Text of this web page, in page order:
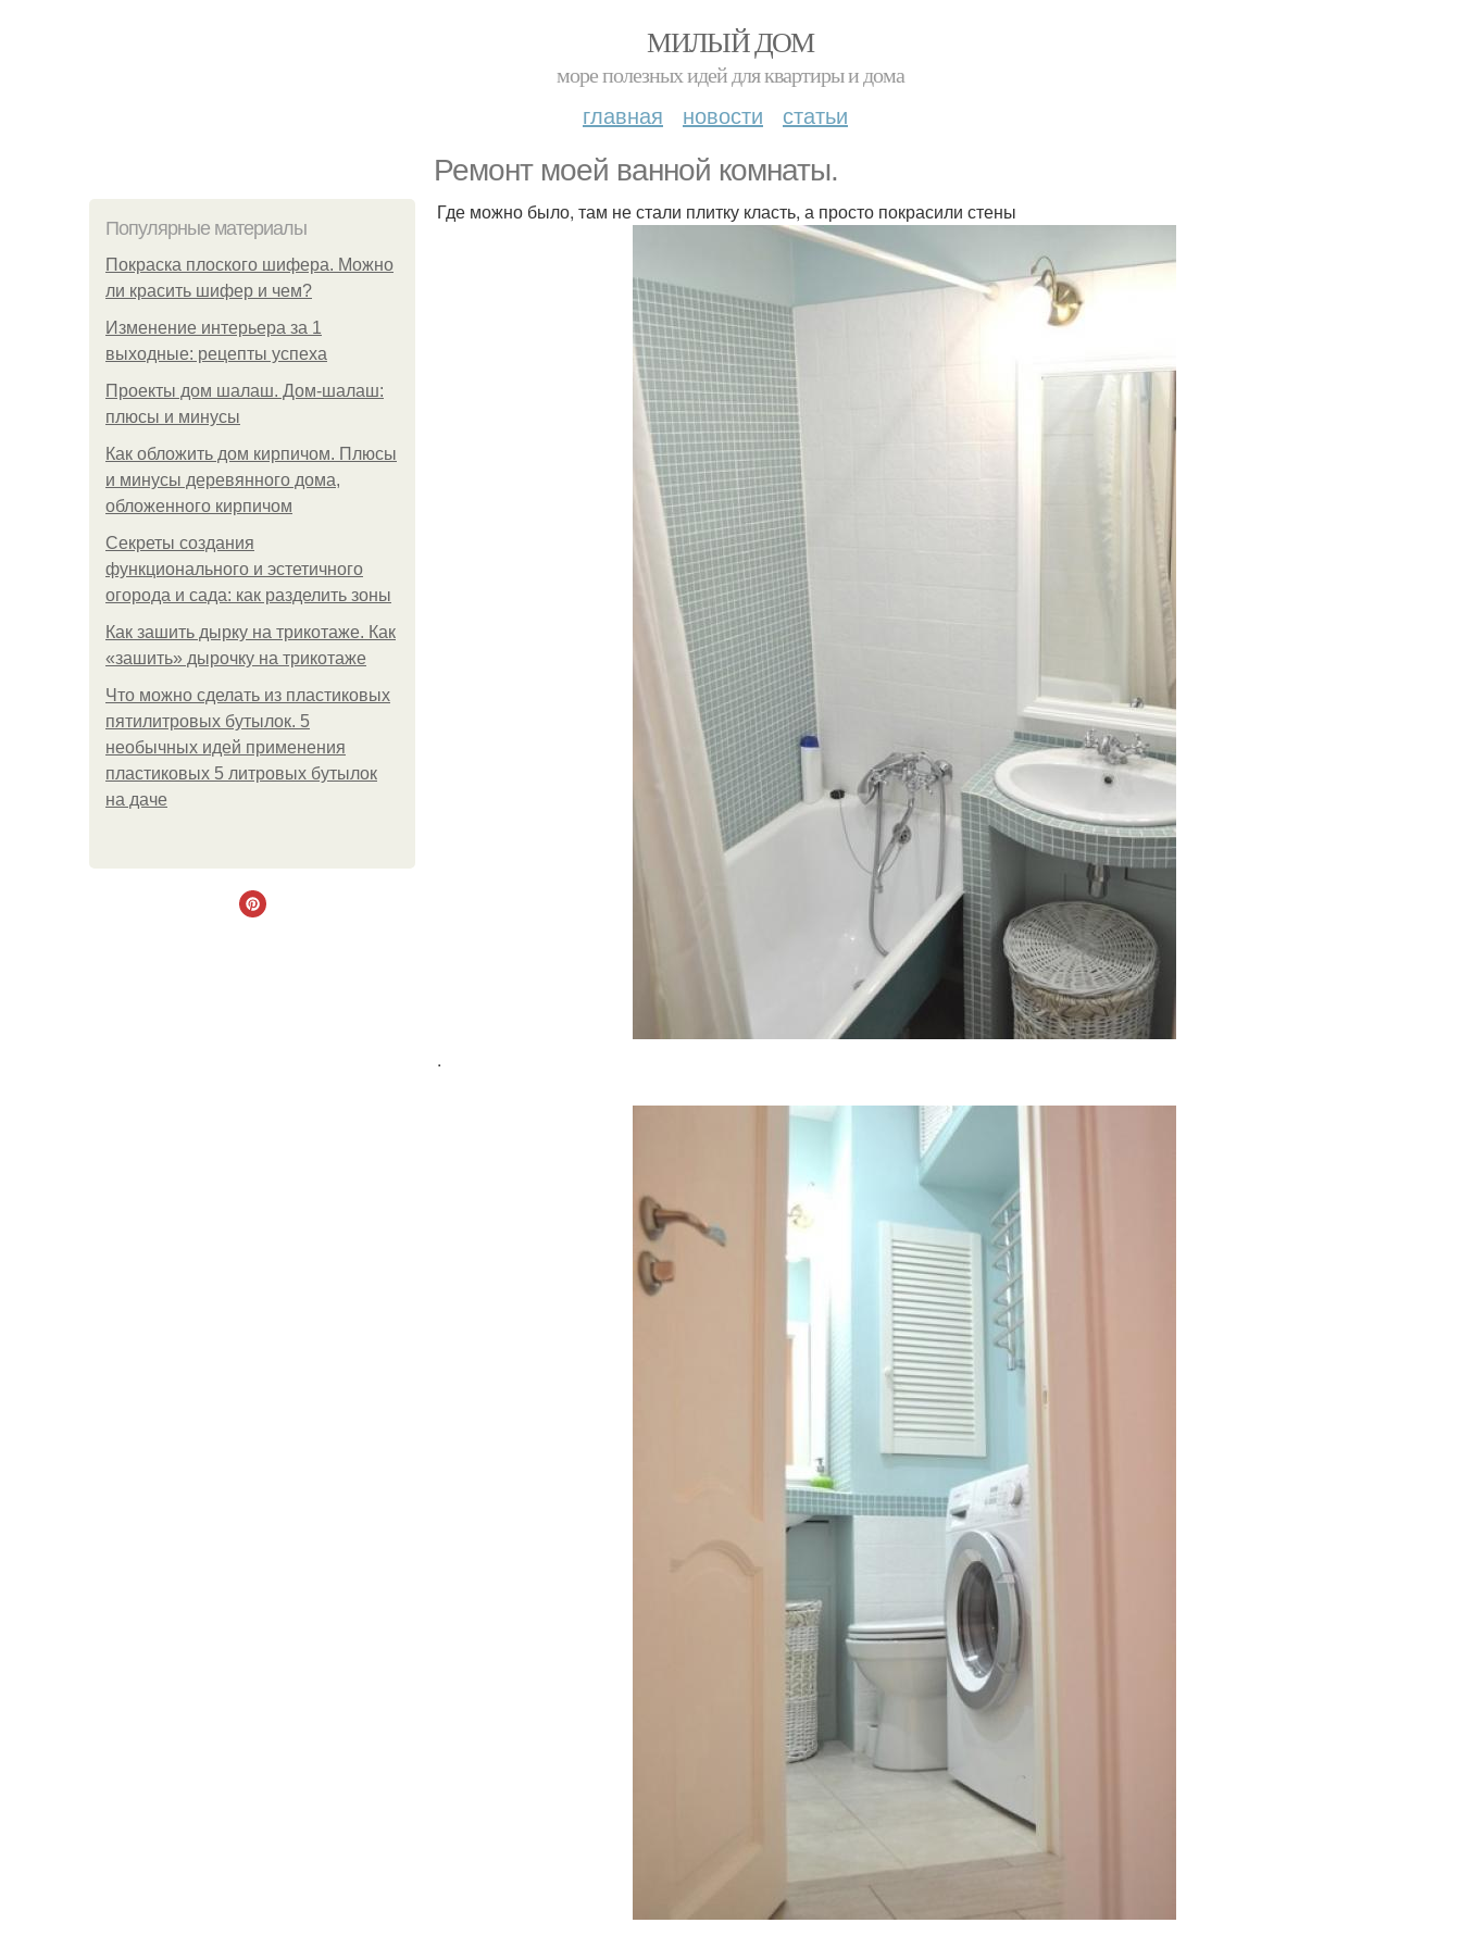
МИЛЫЙ ДОМ
море полезных идей для квартиры и дома
главная новости статьи
Ремонт моей ванной комнаты.
Популярные материалы
Покраска плоского шифера. Можно
ли красить шифер и чем?
Изменение интерьера за 1
выходные: рецепты успеха
Проекты дом шалаш. Дом-шалаш:
плюсы и минусы
Как обложить дом кирпичом. Плюсы
и минусы деревянного дома,
обложенного кирпичом
Секреты создания
функционального и эстетичного
огорода и сада: как разделить зоны
Как зашить дырку на трикотаже. Как
«зашить» дырочку на трикотаже
Что можно сделать из пластиковых
пятилитровых бутылок. 5
необычных идей применения
пластиковых 5 литровых бутылок
на даче
Где можно было, там не стали плитку класть, а просто покрасили стены
.